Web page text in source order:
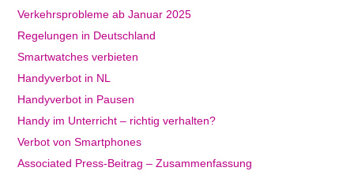
Verkehrsprobleme ab Januar 2025
Regelungen in Deutschland
Smartwatches verbieten
Handyverbot in NL
Handyverbot in Pausen
Handy im Unterricht – richtig verhalten?
Verbot von Smartphones
Associated Press-Beitrag – Zusammenfassung